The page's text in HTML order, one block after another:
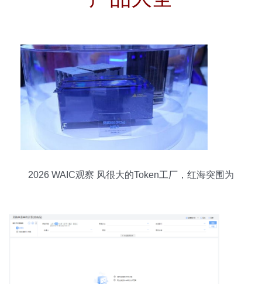
2026 WAIC观察 风很大的Token工厂，红海突围为